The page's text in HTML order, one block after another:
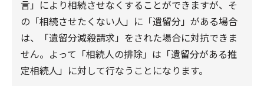
言」により相続させなくすることができますが、そ
の「相続させたくない人」に「遺留分」がある場合
は、「遺留分減殺請求」をされた場合に対抗できま
せん。よって「相続人の排除」は「遺留分がある推
定相続人」に対して行なうことになります。